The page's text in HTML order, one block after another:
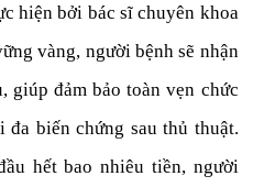
hiện bởi bác sĩ chuyên khoa
vàng, người bệnh sẽ nhận
giúp đảm bảo toàn vẹn chức
đa biến chứng sau thủ thuật.
hết bao nhiêu tiền, người